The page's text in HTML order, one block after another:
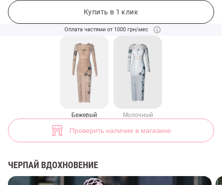
Купить в 1 клик
Оплата частями от 1000 грн/мес
Бежевый Молочный
Проверить наличие в магазине
ЧЕРПАЙ ВДОХНОВЕНИЕ
Бежевое платье в сетку с принтом Душа (арт. 46403) ♡ интернет-